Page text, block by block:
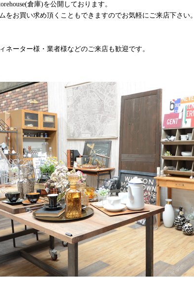
倉庫)を公開しております。
をお買い求め頂くこともできますのでお気軽にご来店下さい。
ネーター様・業者様などのご来店も歓迎です。